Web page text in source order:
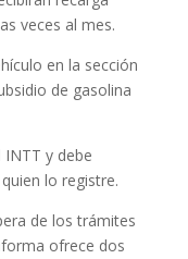
veces al mes.
en la sección
de gasolina
y debe
lo registre.
de los trámites
ofrece dos